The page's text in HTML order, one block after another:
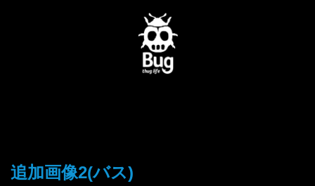
追加画像2(バス)